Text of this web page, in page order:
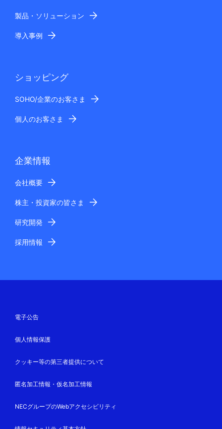
製品・ソリューション
導入事例
ショッピング
SOHO/企業のお客さま
個人のお客さま
企業情報
会社概要
株主・投資家の皆さま
研究開発
採用情報
電子公告
個人情報保護
クッキー等の第三者提供について
匿名加工情報・仮名加工情報
NECグループのWebアクセシビリティ